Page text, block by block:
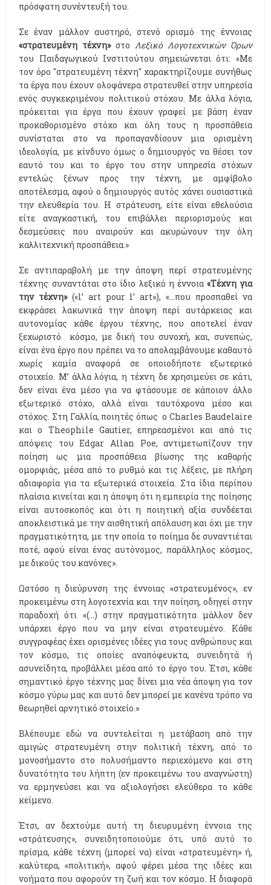
πρόσφατη συνέντευξή του.
Σε έναν μάλλον αυστηρό, στενό ορισμό της έννοιας
«στρατευμένη τέχνη»στο Λεξικό Λογοτεχνικών Όρων
του Παιδαγωγικού Ινστιτούτου σημειώνεται ότι: «Με
τον όρο "στρατευμένη τέχνη" χαρακτηρίζουμε συνήθως
τα έργα που έχουν ολοφάνερα στρατευθεί στην υπηρεσία
ενός συγκεκριμένου πολιτικού στόχου. Με άλλα λόγια,
πρόκειται για έργα που έχουν γραφεί με βάση έναν
προκαθορισμένο στόχο και όλη τους η προσπάθεια
συνίσταται στο να προπαγανδίσουν μια ορισμένη
ιδεολογία, με κίνδυνο όμως ο δημιουργός να θέσει τον
εαυτό του και το έργο του στην υπηρεσία στόχων
εντελώς ξένων προς την τέχνη, με αμφίβολο
αποτέλεσμα, αφού ο δημιουργός αυτός χάνει ουσιαστικά
την ελευθερία του. Η στράτευση, είτε είναι εθελούσια
είτε αναγκαστική, του επιβάλλει περιορισμούς και
δεσμεύσεις που αναιρούν και ακυρώνουν την όλη
καλλιτεχνική προσπάθεια.»
Σε αντιπαραβολή με την άποψη περί στρατευμένης
τέχνης συναντάται στο ίδιο λεξικό η έννοια «Τέχνη για
την τέχνη»(«l’ art pour l’ art»), «…που προσπαθεί να
εκφράσει λακωνικά την άποψη περί αυτάρκειας και
αυτονομίας κάθε έργου τέχνης, που αποτελεί έναν
ξεχωριστό κόσμο, με δική του συνοχή, και, συνεπώς,
είναι ένα έργο που πρέπει να το απολαμβάνουμε καθαυτό
χωρίς καμία αναφορά σε οποιοδήποτε εξωτερικό
στοιχείο. Μ’ άλλα λόγια, η τέχνη δε χρησιμεύει σε κάτι,
δεν είναι ένα μέσο για να φτάσουμε σε κάποιον άλλο
εξωτερικό στόχο, αλλά είναι ταυτόχρονα μέσο και
στόχος. Στη Γαλλία, ποιητές όπως ο Charles Baudelaire
και ο Theophile Gautier, επηρεασμένοι και από τις
απόψεις του Edgar Allan Poe, αντιμετωπίζουν την
ποίηση ως μια προσπάθεια βίωσης της καθαρής
ομορφιάς, μέσα από το ρυθμό και τις λέξεις, με πλήρη
αδιαφορία για τα εξωτερικά στοιχεία. Στα ίδια περίπου
πλαίσια κινείται και η άποψη ότι η εμπειρία της ποίησης
είναι αυτοσκοπός και ότι η ποιητική αξία συνδέεται
αποκλειστικά με την αισθητική απόλαυση και όχι με την
πραγματικότητα, με την οποία το ποίημα δε συναντιέται
ποτέ, αφού είναι ένας αυτόνομος, παράλληλος κόσμος,
με δικούς του κανόνες».
Ωστόσο η διεύρυνση της έννοιας «στρατευμένος», εν
προκειμένω στη λογοτεχνία και την ποίηση, οδηγεί στην
παραδοχή ότι «(…) στην πραγματικότητα μάλλον δεν
υπάρχει έργο που να μην είναι στρατευμένο. Κάθε
συγγραφέας έχει ορισμένες ιδέες για τους ανθρώπους και
τον κόσμο, τις οποίες αναπόφευκτα, συνειδητά ή
ασυνείδητα, προβάλλει μέσα από το έργο του. Έτσι, κάθε
σημαντικό έργο τέχνης μας δίνει μια νέα άποψη για τον
κόσμο γύρω μας και αυτό δεν μπορεί με κανένα τρόπο να
θεωρηθεί αρνητικό στοιχείο.»
Βλέπουμε εδώ να συντελείται η μετάβαση από την
αμιγώς στρατευμένη στην πολιτική τέχνη, από το
μονοσήμαντο στο πολυσήμαντο περιεχόμενο και στη
δυνατότητα του λήπτη (εν προκειμένω του αναγνώστη)
να ερμηνεύσει και να αξιολογήσει ελεύθερα το κάθε
κείμενο.
Έτσι, αν δεχτούμε αυτή τη διευρυμένη έννοια της
«στράτευσης», συνειδητοποιούμε ότι, υπό αυτό το
πρίσμα, κάθε τέχνη (μπορεί να) είναι «στρατευμένη» ή,
καλύτερα, «πολιτική», αφού φέρει μέσα της ιδέες και
νοήματα που αφορούν τη ζωή και τον κόσμο. Η διαφορά